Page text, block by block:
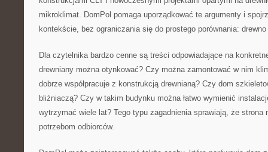
mikroklimat. DomPol pomaga uporządkować te argumenty i
kontekście, bez ograniczania się do prostego porównania:
Dla czytelnika bardzo cenne są treści odpowiadające na
drewniany można otynkować? Czy można zamontować w nim
dobrze współpracuje z konstrukcją drewnianą? Czy dom
bliźniaczą? Czy w takim budynku można łatwo wymienić
wytrzymać wiele lat? Tego typu zagadnienia sprawiają, że strona
potrzebom odbiorców.